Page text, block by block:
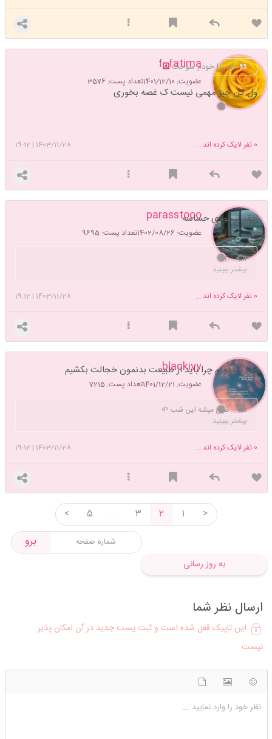
f_fatima
عضویت: 1401/12/10 تعداد پست: 3576
دلم برا خودم سوخت
ول کن چیز مهمی نیست ک غصه بخوری
1403/11/28
|
19:12 0 نفر لایک کرده اند ...
parasstooo
عضویت: 1402/08/26 تعداد پست: 9695
چقد ببخودی حساسه
:)
بیشتر ببینید
1403/11/28
|
19:12 0 نفر لایک کرده اند ...
blackivy
عضویت: 1401/12/21 تعداد پست: 7215
من نمیدونم چرا باید از طبیعت بدنمون خجالت بکشیم
صبح میشه این شب 🌱
بیشتر ببینید
1403/11/28
|
19:12 0 نفر لایک کرده اند ...
>
1
2
3
...
5
<
برو
به روز رسانی
ارسال نظر شما
این تاپیک قفل شده است و ثبت پست جدید در آن امکان پذیر
نیست
نظر خود را وارد نمایید ...